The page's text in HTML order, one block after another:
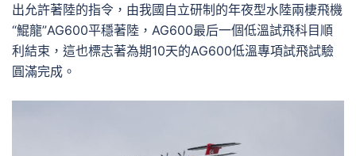
出允許著陸的指令，由我國自立研制的年夜型水陸兩棲飛機
“鯤龍”AG600平穩著陸，AG600最后一個低溫試飛科目順
利結束，這也標志著為期10天的AG600低溫專項試飛試驗
圓滿完成。